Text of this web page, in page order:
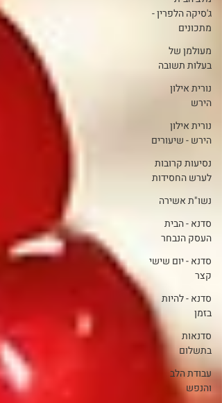
ג'סיקה הלפרין -
מתכונים
מעולמן של
בעלות תשובה
נורית אילון
הירש
נורית אילון
הירש - שיעורים
נסיעות קרובות
לערש החסידות
נשו"ת אשירה
סדנא - הבית
העסק הנבחר
סדנא - יום שישי
קצר
סדנא - להיות
בזמן
סדנאות
בתשלום
עבודת הלב
והנפש